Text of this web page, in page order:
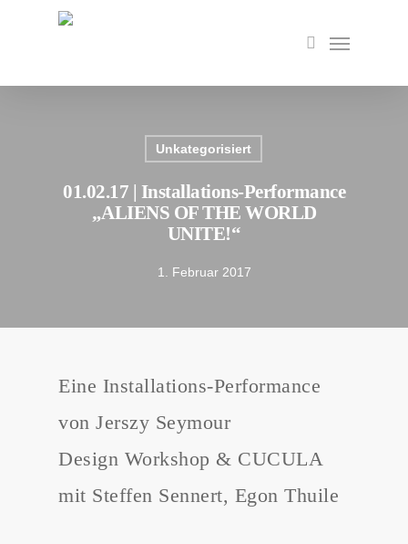
search
Menu
Unkategorisiert
01.02.17 | Installations-Performance
„ALIENS OF THE WORLD
UNITE!“
1. Februar 2017
Eine Installations-Performance
von Jerszy Seymour
Design Workshop & CUCULA
mit Steffen Sennert, Egon Thuile